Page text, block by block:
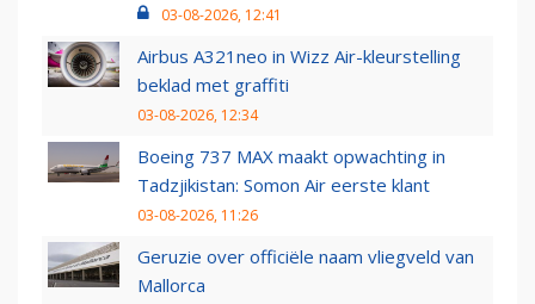
03-08-2026, 12:41
Airbus A321neo in Wizz Air-kleurstelling
beklad met graffiti
03-08-2026, 12:34
Boeing 737 MAX maakt opwachting in
Tadzjikistan: Somon Air eerste klant
03-08-2026, 11:26
Geruzie over officiële naam vliegveld van
Mallorca